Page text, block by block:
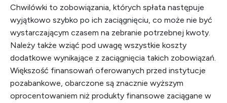
Chwilówki to zobowiązania, których spłata następuje
wyjątkowo szybko po ich zaciągnięciu, co może nie być
wystarczającym czasem na zebranie potrzebnej kwoty.
Należy także wziąć pod uwagę wszystkie koszty
dodatkowe wynikające z zaciągnięcia takich zobowiązań.
Większość finansowań oferowanych przed instytucje
pozabankowe, obarczone są znacznie wyższym
oprocentowaniem niż produkty finansowe zaciągane w